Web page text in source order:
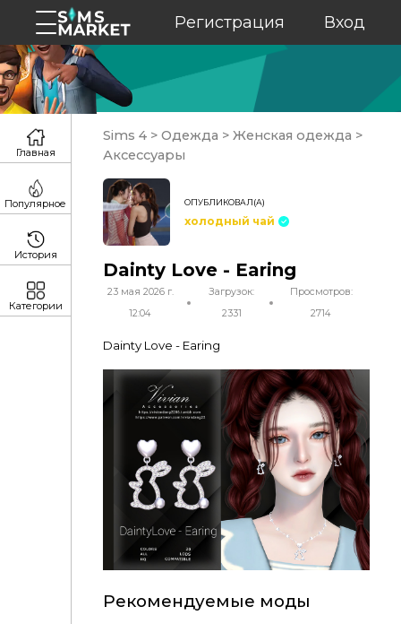
Регистрация Вход
Sims 4 > Одежда > Женская одежда >
Аксессуары
ОПУБЛИКОВАЛ(А)
холодный чай
Dainty Love - Earing
23 мая 2026 г.
12:04
Загрузок:
2331
Просмотров:
2714
Dainty Love - Earing
Рекомендуемые моды
Главная
Популярное
История
Категории